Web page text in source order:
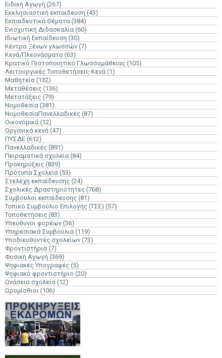
Ειδική Αγωγή (267)
Εκκλησιαστική εκπαίδευση (43)
Εκπαιδευτικά Θέματα (384)
Ενισχυτική Διδασκαλία (60)
Ιδιωτική Εκπαίδευση (30)
Κέντρα Ξένων γλωσσών (7)
Κενά/Πλεονάσματα (63)
Κρατικό Πιστοποιητικό Γλωσσομάθειας (105)
Λειτουργικές Τοποθετήσεις-Κενά (1)
Μαθητεία (132)
Μεταθέσεις (136)
Μετατάξεις (79)
Νομοθεσία (381)
ΝομοθεσίαΠανελλαδικές (87)
Οικονομικά (12)
Οργανικά κενά (47)
ΠΥΣΔΕ (612)
Πανελλαδικές (891)
Πειραματικά σχολεία (84)
Προκηρύξεις (839)
Πρότυπα Σχολεία (53)
Στελέχη εκπαίδευσης (24)
Σχολικές Δραστηριότητες (768)
Σύμβουλοι εκπαίδευσης (81)
Τοπικό Συμβούλιο Επιλογής (ΤΣΕ) (57)
Τοποθετήσεις (83)
Υπεύθυνοι φορέων (36)
Υπηρεσιακά Συμβούλια (119)
Υποδιευθυντές σχολείων (73)
Φροντιστήρια (7)
Φυσική Αγωγή (369)
Ψηφιακές Υπογραφές (5)
Ψηφιακό φροντιστήριο (20)
Ωνάσεια σχολεία (12)
Ωρομίσθιοι (106)